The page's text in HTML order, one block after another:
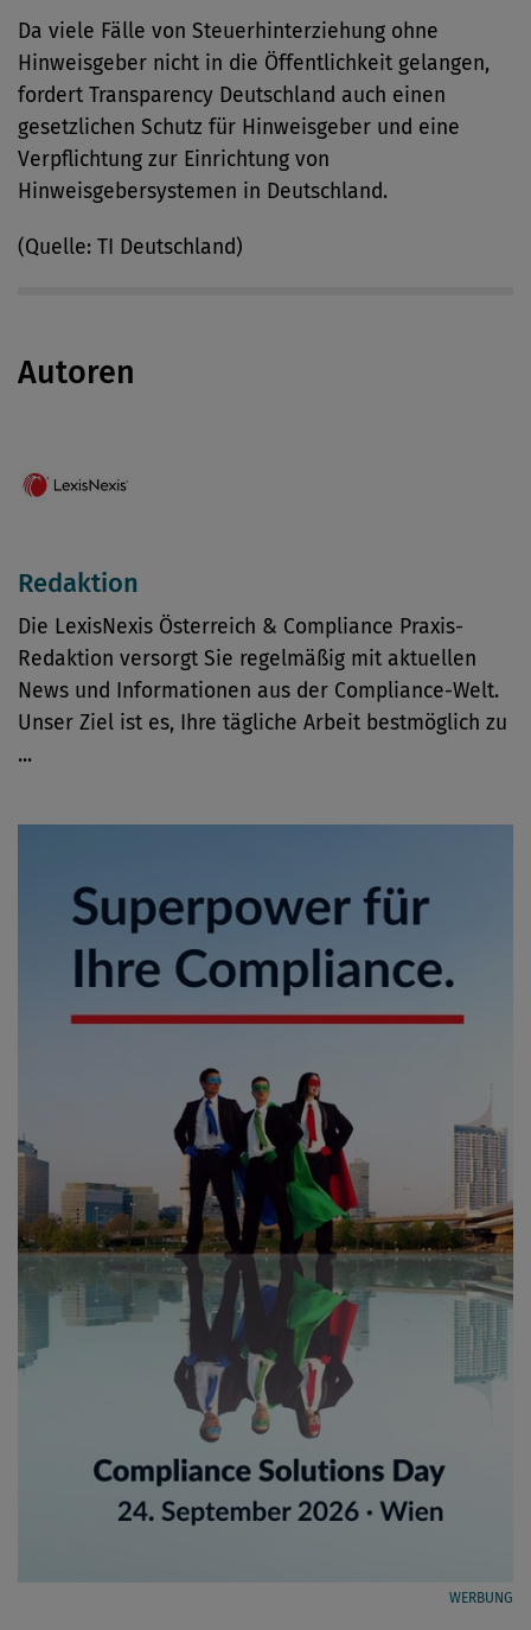
Da viele Fälle von Steuerhinterziehung ohne
Hinweisgeber nicht in die Öffentlichkeit gelangen,
fordert Transparency Deutschland auch einen
gesetzlichen Schutz für Hinweisgeber und eine
Verpflichtung zur Einrichtung von
Hinweisgebersystemen in Deutschland.
(Quelle: TI Deutschland)
Autoren
Redaktion
Die LexisNexis Österreich & Compliance Praxis-
Redaktion versorgt Sie regelmäßig mit aktuellen
News und Informationen aus der Compliance-Welt.
Unser Ziel ist es, Ihre tägliche Arbeit bestmöglich zu
...
WERBUNG